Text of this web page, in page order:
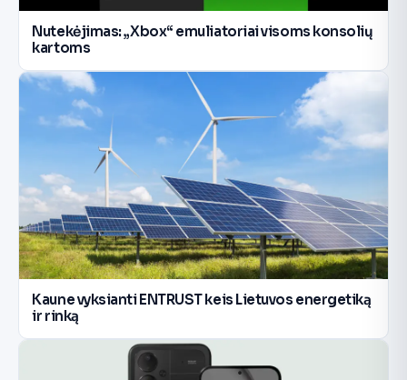
Nutekėjimas: „Xbox“ emuliatoriai visoms konsolių
kartoms
Kaune vyksianti ENTRUST keis Lietuvos energetiką
ir rinką